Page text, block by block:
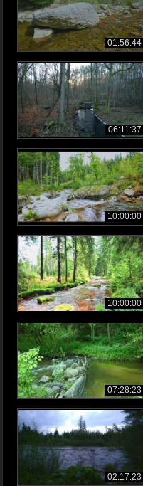
01:56:44
06:11:37
10:00:00
10:00:00
07:28:23
02:17:23